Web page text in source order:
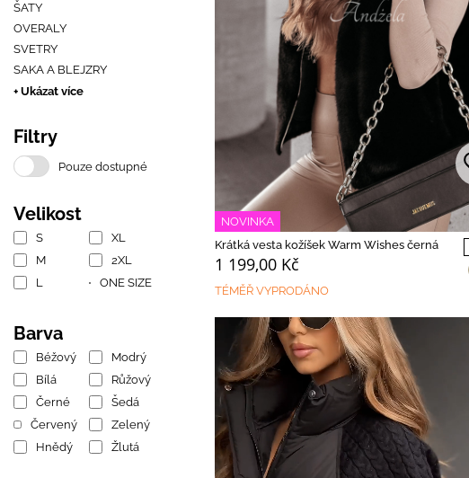
ŠATY
OVERALY
SVETRY
SAKA A BLEJZRY
+ Ukázat více
Filtry
Pouze dostupné
Velikost
S
M
L
XL
2XL
ONE SIZE
Barva
Béžový
Bílá
Černé
Červený
Hnědý
Modrý
Růžový
Šedá
Zelený
Žlutá
NOVINKA
Krátká vesta kožíšek Warm Wishes černá
1 199,00 Kč
TÉMĚŘ VYPRODÁNO